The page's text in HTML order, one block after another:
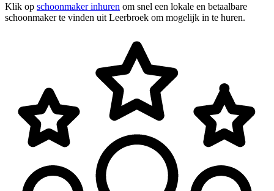
Klik op schoonmaker inhuren om snel een lokale en betaalbare
schoonmaker te vinden uit Leerbroek om mogelijk in te huren.